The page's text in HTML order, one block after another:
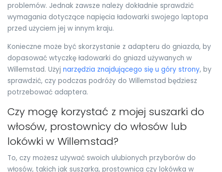
problemów. Jednak zawsze należy dokładnie sprawdzić
wymagania dotyczące napięcia ładowarki swojego laptopa
przed użyciem jej w innym kraju.
Konieczne może być skorzystanie z adapteru do gniazda, by
dopasować wtyczkę ładowarki do gniazd używanych w
Willemstad. Użyj narzędzia znajdującego się u góry strony, by
sprawdzić, czy podczas podróży do Willemstad będziesz
potrzebować adaptera.
Czy mogę korzystać z mojej suszarki do
włosów, prostownicy do włosów lub
lokówki w Willemstad?
To, czy możesz używać swoich ulubionych przyborów do
włosów, takich jak suszarka, prostownica czy lokówka w